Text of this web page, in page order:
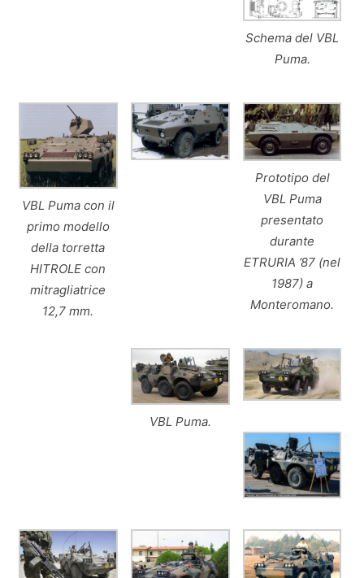
Schema del VBL
Puma.
VBL Puma con il
primo modello
della torretta
HITROLE con
mitragliatrice
12,7 mm.
Prototipo del
VBL Puma
presentato
durante
ETRURIA ’87 (nel
1987) a
Monteromano.
VBL Puma.